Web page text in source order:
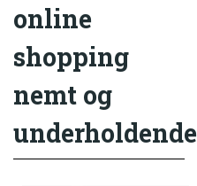
online
shopping
nemt og
underholdende